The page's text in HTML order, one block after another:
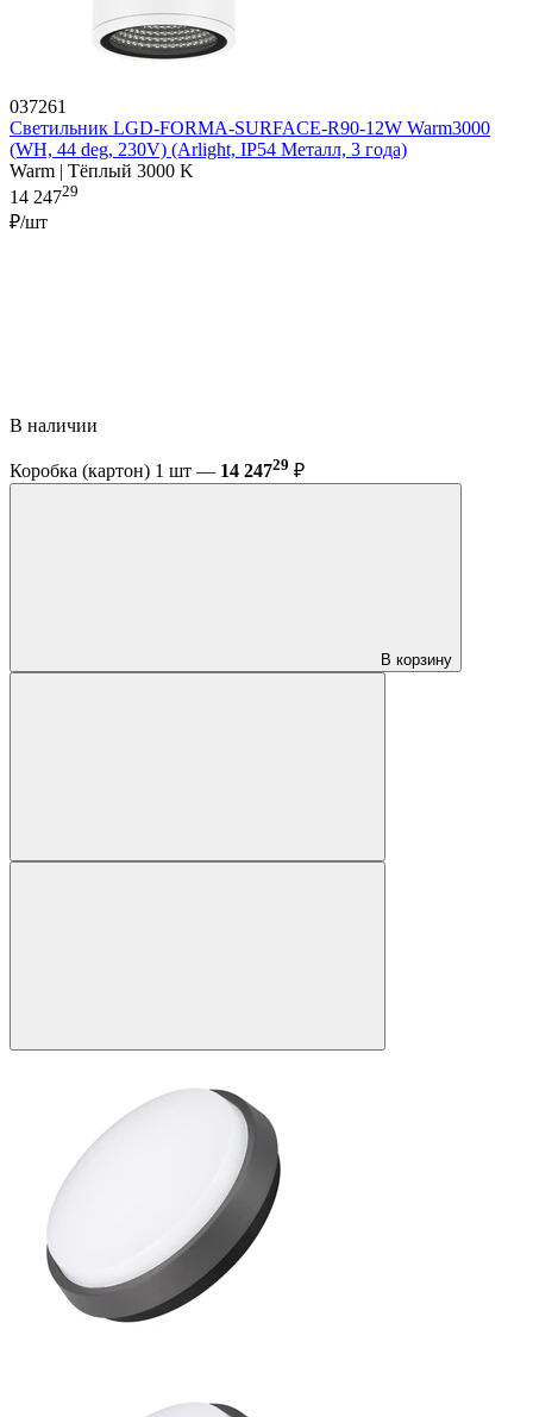
037261
Светильник LGD-FORMA-SURFACE-R90-12W Warm3000
(WH, 44 deg, 230V) (Arlight, IP54 Металл, 3 года)
Warm | Тёплый 3000 K
14 24729
₽/шт
В наличии
Коробка (картон) 1 шт — 14 24729 ₽
В корзину